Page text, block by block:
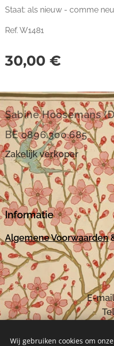
Staat: als nieuw - comme
Ref. W1481
30,00 €
Sabine Hoosemans
BE 0896.300.685
Zakelijk verkoper
Informatie
Algemene Voorwaarden
E-
Wij gebruiken cookies om